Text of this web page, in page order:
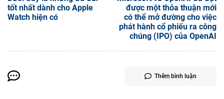
tốt nhất dành cho Apple
Watch hiện có
được một thỏa thuận mới
có thể mở đường cho việc
phát hành cổ phiếu ra công
chúng (IPO) của OpenAI
Thêm bình luận